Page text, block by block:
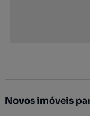
Novos imóveis